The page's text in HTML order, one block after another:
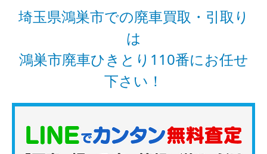
埼玉県鴻巣市での廃車買取・引取り
は
鴻巣市廃車ひきとり110番にお任せ
下さい！